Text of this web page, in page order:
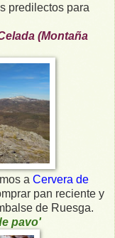
predilectos para
(Montaña
a Cervera de
pan reciente y
de Ruesga.
pavo'